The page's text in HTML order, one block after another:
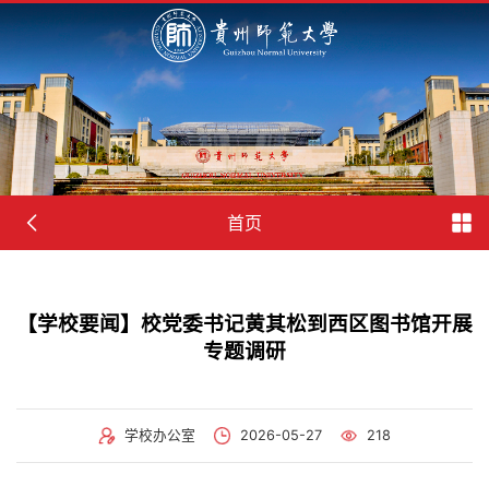
首页
【学校要闻】校党委书记黄其松到西区图书馆开展
专题调研
学校办公室 2026-05-27 218